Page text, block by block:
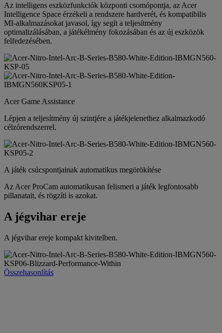
Az intelligens eszközfunkciók központi csomópontja, az Acer
Intelligence Space érzékeli a rendszere hardverét, és kompatibilis
MI-alkalmazásokat javasol, így segít a teljesítmény
optimalizálásában, a játékélmény fokozásában és az új eszközök
felfedezésében.
Acer Game Assistance
Lépjen a teljesítmény új szintjére a játékjelenethez alkalmazkodó
célzórendszerrel.
A játék csúcspontjainak automatikus megörökítése
Az Acer ProCam automatikusan felismeri a játék legfontosabb
pillanatait, és rögzíti is azokat.
A jégvihar ereje
A jégvihar ereje kompakt kivitelben.
Összehasonlítás